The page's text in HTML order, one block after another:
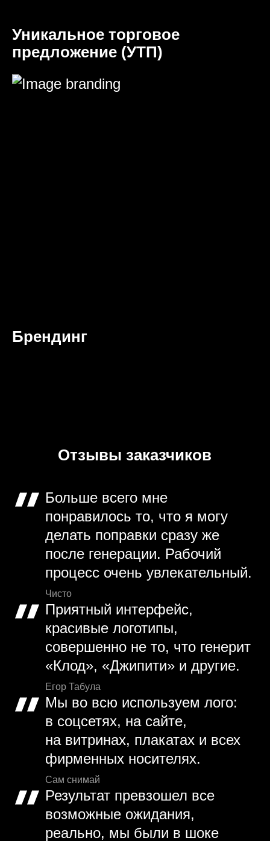
Уникальное торговое
предложение (УТП)
Брендинг
Отзывы заказчиков
Больше всего мне
понравилось то, что я могу
делать поправки сразу же
после генерации. Рабочий
процесс очень увлекательный.
Чисто
Приятный интерфейс,
красивые логотипы,
совершенно не то, что генерит
«Клод», «Джипити» и другие.
Егор Табула
Мы во всю используем лого:
в соцсетях, на сайте,
на витринах, плакатах и всех
фирменных носителях.
Сам снимай
Результат превзошел все
возможные ожидания,
реально, мы были в шоке